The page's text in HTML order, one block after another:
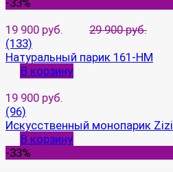
-33%
19 900 руб.
29 900 руб.
(133)
Натуральный парик 161-HM
В корзину
19 900 руб.
(96)
Искусственный монопарик Zizi
В корзину
-33%